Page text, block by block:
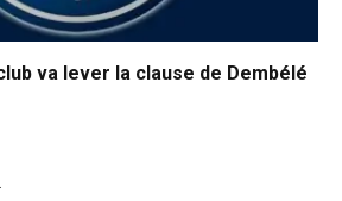
va lever la clause de Dembélé